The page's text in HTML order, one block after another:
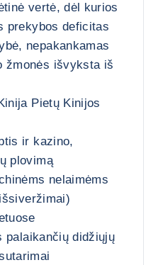
vertė, dėl kurios
prekybos deficitas
nepakankamas
žmonės išvyksta iš
Pietų Kinijos
ir kazino,
plovimą
nelaimėms
palaikančių didžiųjų